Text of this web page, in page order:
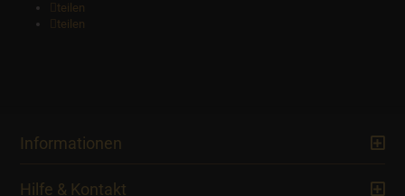
teilen
teilen
Informationen
Hilfe & Kontakt